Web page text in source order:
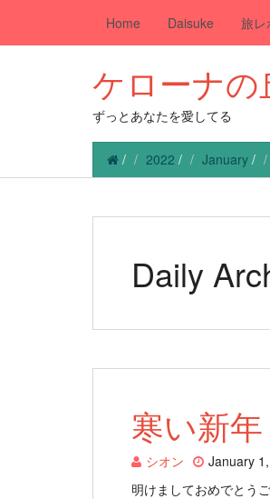
Home Daisuke 旅レ
ケローナの
ずっとあなたを愛してる
/ 2022 / January /
Daily
寒い新年
シオン January
明けましておめでとうご